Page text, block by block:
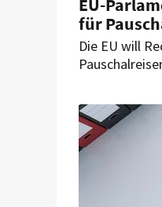
EU-
für
Die EU will
Für
ergeben.